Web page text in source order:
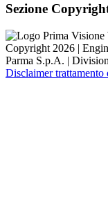
Sezione
Copyright 2026 |
Parma S.p.A. |
Disclaimer trattamento